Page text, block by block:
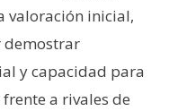
valoración inicial,
demostrar
y capacidad para
a rivales de